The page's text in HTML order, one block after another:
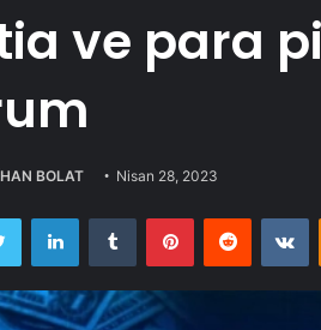
ve para
BOLAT Nisan 28, 2023
Twitter LinkedInTumblr PinterestReddit